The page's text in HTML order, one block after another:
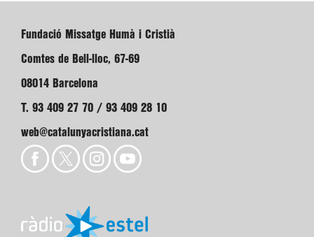
Fundació Missatge Humà i Cristià
Comtes de Bell-lloc, 67-69
08014 Barcelona
T. 93 409 27 70 / 93 409 28 10
web@catalunyacristiana.cat